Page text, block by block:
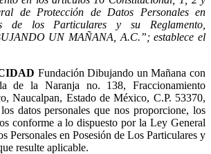
de Protección de Datos Personales en
de los Particulares y su Reglamento,
UN MAÑANA, A.C.”; establece el
Fundación Dibujando un Mañana con
de la Naranja no. 138, Fraccionamiento
Naucalpan, Estado de México, C.P. 53370,
datos personales que nos proporcione, los
conforme a lo dispuesto por la Ley General
Personales en Posesión de Los Particulares y
resulte aplicable.